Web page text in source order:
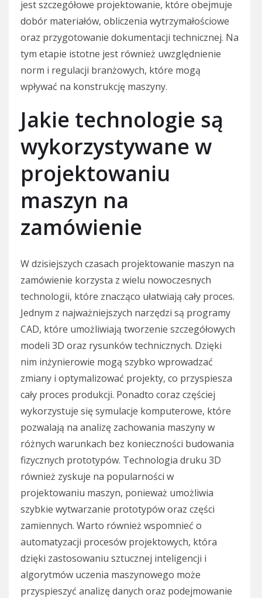
jest szczegółowe projektowanie, które obejmuje
dobór materiałów, obliczenia wytrzymałościowe
oraz przygotowanie dokumentacji technicznej. Na
tym etapie istotne jest również uwzględnienie
norm i regulacji branżowych, które mogą
wpływać na konstrukcję maszyny.
Jakie technologie są
wykorzystywane w
projektowaniu
maszyn na
zamówienie
W dzisiejszych czasach projektowanie maszyn na
zamówienie korzysta z wielu nowoczesnych
technologii, które znacząco ułatwiają cały proces.
Jednym z najważniejszych narzędzi są programy
CAD, które umożliwiają tworzenie szczegółowych
modeli 3D oraz rysunków technicznych. Dzięki
nim inżynierowie mogą szybko wprowadzać
zmiany i optymalizować projekty, co przyspiesza
cały proces produkcji. Ponadto coraz częściej
wykorzystuje się symulacje komputerowe, które
pozwalają na analizę zachowania maszyny w
różnych warunkach bez konieczności budowania
fizycznych prototypów. Technologia druku 3D
również zyskuje na popularności w
projektowaniu maszyn, ponieważ umożliwia
szybkie wytwarzanie prototypów oraz części
zamiennych. Warto również wspomnieć o
automatyzacji procesów projektowych, która
dzięki zastosowaniu sztucznej inteligencji i
algorytmów uczenia maszynowego może
przyspieszyć analizę danych oraz podejmowanie